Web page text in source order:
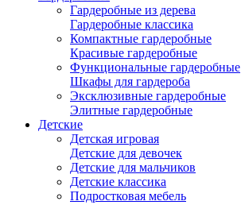
Гардеробные из дерева
Гардеробные классика
Компактные гардеробные
Красивые гардеробные
Функциональные гардеробные
Шкафы для гардероба
Эксклюзивные гардеробные
Элитные гардеробные
Детские
Детская игровая
Детские для девочек
Детские для мальчиков
Детские классика
Подростковая мебель